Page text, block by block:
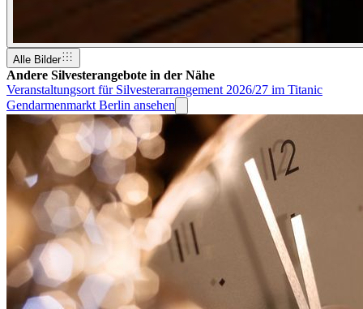
Alle Bilder
Andere Silvesterangebote in der Nähe
Veranstaltungsort für Silvesterarrangement 2026/27 im Titanic
Gendarmenmarkt Berlin ansehen